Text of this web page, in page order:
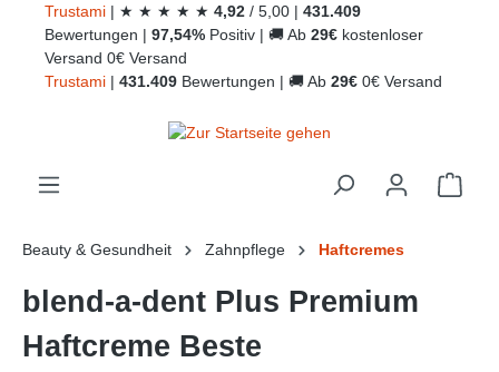
Trustami | ★ ★ ★ ★ ★ 4,92 / 5,00 | 431.409
Bewertungen | 97,54% Positiv | 🚚 Ab 29€ kostenloser
Versand 0€ Versand
Trustami | 431.409 Bewertungen | 🚚 Ab 29€ 0€ Versand
Beauty & Gesundheit Zahnpflege Haftcremes
blend-a-dent Plus Premium
Haftcreme Beste